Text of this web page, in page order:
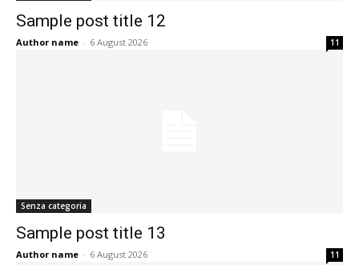
Sample post title 12
Author name - 6 August 2026 11
Senza categoria
Sample post title 13
Author name - 6 August 2026 11